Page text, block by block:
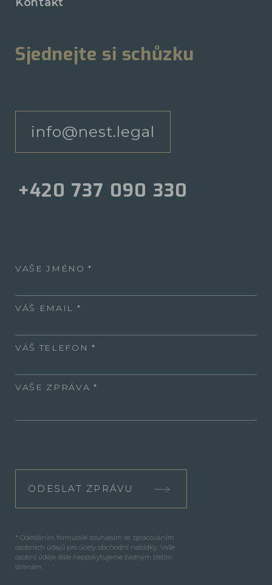
Sjednejte si schůzku
info@nest.legal
+420 737 090 330
VAŠE JMÉNO
VÁŠ EMAIL
VÁŠ TELEFON
VAŠE ZPRÁVA
ODESLAT ZPRÁVU
* Odesláním formuláře souhlasím se zpracováním
osobních údajů pro účely obchodní nabídky. Vaše
osobní údaje dále neposkytujeme žádným třetím
stranám.